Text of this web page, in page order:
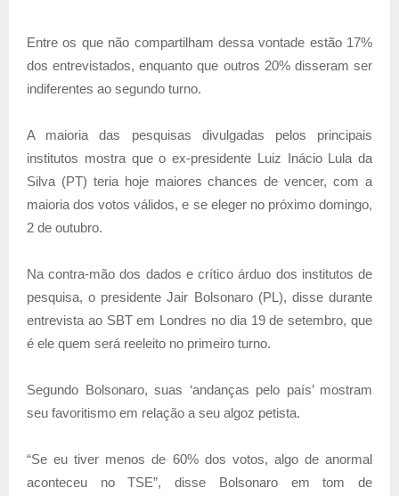
Entre os que não compartilham dessa vontade estão 17%
dos entrevistados, enquanto que outros 20% disseram ser
indiferentes ao segundo turno.
A maioria das pesquisas divulgadas pelos principais
institutos mostra que o ex-presidente Luiz Inácio Lula da
Silva (PT) teria hoje maiores chances de vencer, com a
maioria dos votos válidos, e se eleger no próximo domingo,
2 de outubro.
Na contra-mão dos dados e crítico árduo dos institutos de
pesquisa, o presidente Jair Bolsonaro (PL), disse durante
entrevista ao SBT em Londres no dia 19 de setembro, que
é ele quem será reeleito no primeiro turno.
Segundo Bolsonaro, suas ‘andanças pelo país’ mostram
seu favoritismo em relação a seu algoz petista.
“Se eu tiver menos de 60% dos votos, algo de anormal
aconteceu no TSE”, disse Bolsonaro em tom de